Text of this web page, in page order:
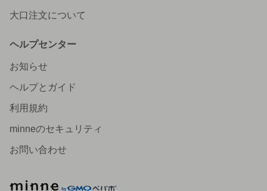
大口注文について
ヘルプセンター
お知らせ
ヘルプとガイド
利用規約
minneのセキュリティ
お問い合わせ